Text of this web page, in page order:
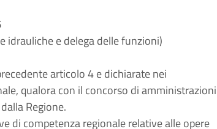
idrauliche e delega delle funzioni)
articolo 4 e dichiarate nei
qualora con il concorso di amministrazioni
Regione.
di competenza regionale relative alle opere